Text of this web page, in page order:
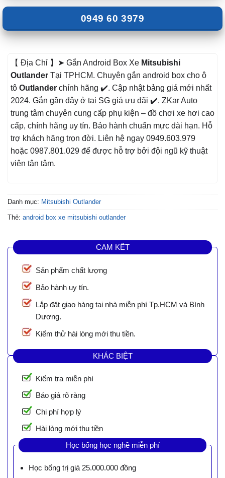
0949 60 3979
【 Địa Chỉ 】➤ Gắn Android Box Xe Mitsubishi
Outlander Tại TPHCM. Chuyên gắn android box cho ô
tô Outlander chính hãng ✔️. Cập nhật bảng giá mới nhất
2024. Gắn gần đây ở tại SG giá ưu đãi ✔️. ZKar Auto
trung tâm chuyên cung cấp phụ kiện – đồ chơi xe hơi cao
cấp, chính hãng uy tín. Bảo hành chuẩn mực dài hạn. Hỗ
trợ khách hãng trọn đời. Liên hệ ngay 0949.603.979
hoặc 0987.801.029 để được hỗ trợ bởi đội ngũ kỹ thuật
viên tận tâm.
Danh mục: Mitsubishi Outlander
Thẻ: android box xe mitsubishi outlander
CAM KẾT
Sản phẩm chất lượng
Bảo hành uy tín.
Lắp đặt giao hàng tại nhà miễn phí Tp.HCM và Bình
Dương.
Kiểm thử hài lòng mới thu tiền.
KHÁC BIỆT
Kiểm tra miễn phí
Báo giá rõ ràng
Chi phí hợp lý
Hài lòng mới thu tiền
Học bổng học nghề miễn phí
Học bổng trị giá 25.000.000 đồng